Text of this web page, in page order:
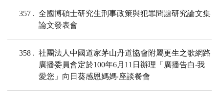
357
全國博碩士研究生刑事政策與犯罪問題研究論文集
論文發表會
358
社團法人中國道家茅山丹道協會附屬更生之歌網路
廣播委員會定於100年6月11日辦理「廣播告白‧我
愛您」向日葵感恩媽媽‧座談餐會